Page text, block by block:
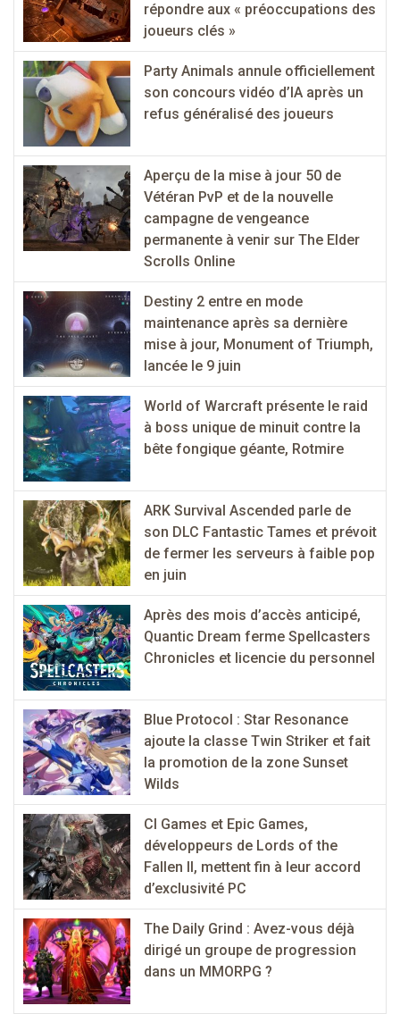
répondre aux « préoccupations des
joueurs clés »
Party Animals annule officiellement
son concours vidéo d’IA après un
refus généralisé des joueurs
Aperçu de la mise à jour 50 de
Vétéran PvP et de la nouvelle
campagne de vengeance
permanente à venir sur The Elder
Scrolls Online
Destiny 2 entre en mode
maintenance après sa dernière
mise à jour, Monument of Triumph,
lancée le 9 juin
World of Warcraft présente le raid
à boss unique de minuit contre la
bête fongique géante, Rotmire
ARK Survival Ascended parle de
son DLC Fantastic Tames et prévoit
de fermer les serveurs à faible pop
en juin
Après des mois d’accès anticipé,
Quantic Dream ferme Spellcasters
Chronicles et licencie du personnel
Blue Protocol : Star Resonance
ajoute la classe Twin Striker et fait
la promotion de la zone Sunset
Wilds
CI Games et Epic Games,
développeurs de Lords of the
Fallen II, mettent fin à leur accord
d’exclusivité PC
The Daily Grind : Avez-vous déjà
dirigé un groupe de progression
dans un MMORPG ?